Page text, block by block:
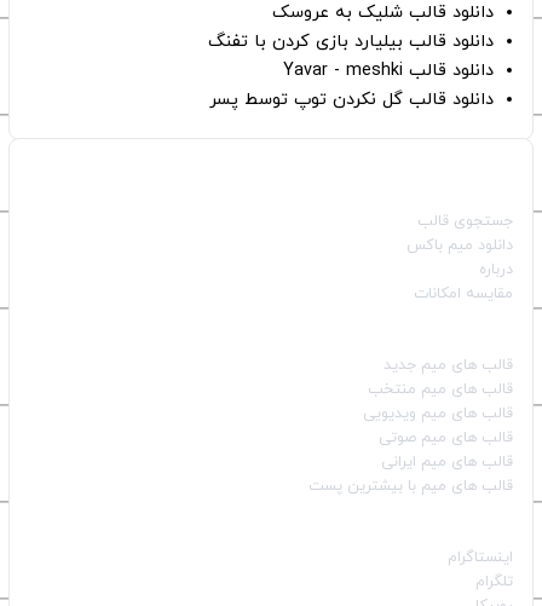
دانلود قالب شلیک به عروسک
دانلود قالب بیلیارد بازی کردن با تفنگ
دانلود قالب Yavar - meshki
دانلود قالب گل نکردن توپ توسط پسر
جستجوی قالب
دانلود میم باکس
درباره
مقایسه امکانات
قالب‌ های میم جدید
قالب‌ های میم منتخب
قالب‌ های میم ویدیویی
قالب‌ های میم صوتی
قالب‌ های میم ایرانی
قالب‌ های میم با بیشترین پست
اینستاگرام
تلگرام